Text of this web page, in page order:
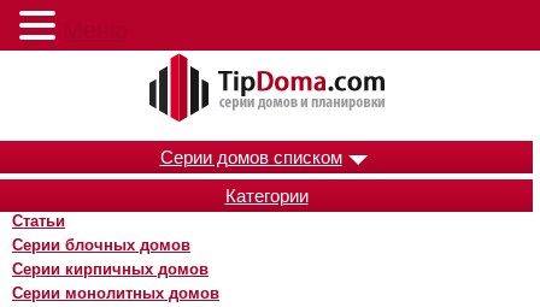
Серии домов списком
Категории
Статьи
Серии блочных домов
Серии кирпичных домов
Серии монолитных домов